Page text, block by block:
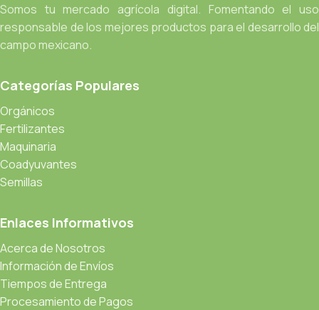
Somos tu mercado agrícola digital. Fomentando el uso
responsable de los mejores productos para el desarrollo del
campo mexicano.
Categorías Populares
Orgánicos
Fertilizantes
Maquinaria
Coadyuvantes
Semillas
Enlaces Informativos
Acerca de Nosotros
Información de Envíos
Tiempos de Entrega
Procesamiento de Pagos